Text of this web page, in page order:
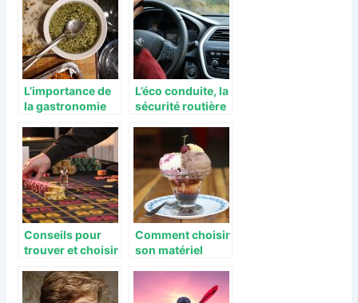
L’importance de
la gastronomie
planification d’un
voyage.
L’éco conduite, la
sécurité routière
entreprises
Conseils pour
trouver et choisir
casinos de
confiance
Comment choisir
son matériel
réalisation de
glaces ?